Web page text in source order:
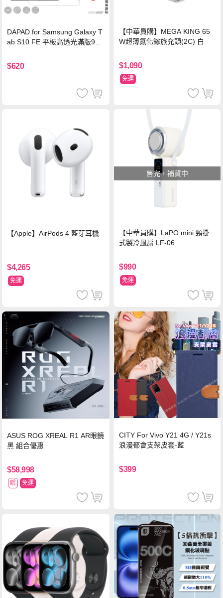
DAPAD for Samsung Galaxy T
ab S10 FE 平板高透光滿版9H
$620
【中華員購】MEGA KING 65
W超薄氮化鎵旅充頭(2C) 白
$1,090
免運
【Apple】AirPods 4 藍芽耳機
$4,265
免運
售完，補貨中
【中華員購】LaPO mini 頸掛
式製冷風扇 LF-06
$990
免運
ASUS ROG XREAL R1 AR眼鏡
黑 組合優惠
$58,998
贈 免運
CITY For Vivo Y21 4G / Y21s
浪漫都會支架皮套-藍
$399